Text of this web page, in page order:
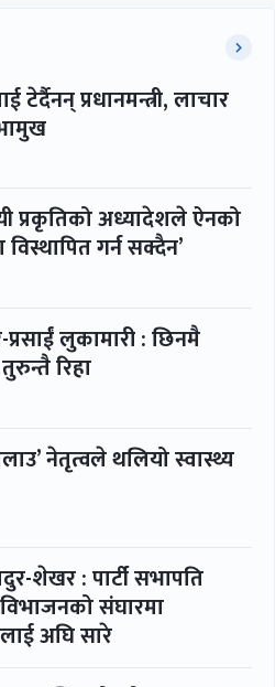
टेर्दैनन् प्रधानमन्त्री, लाचार
प्रकृतिको अध्यादेशले ऐनको
विस्थापित गर्न सक्दैन’
लुकामारी : छिनमै
रिहा
नेतृत्वले थलियो स्वास्थ्य
शेखर : पार्टी सभापति
संघारमा
अघि सारे